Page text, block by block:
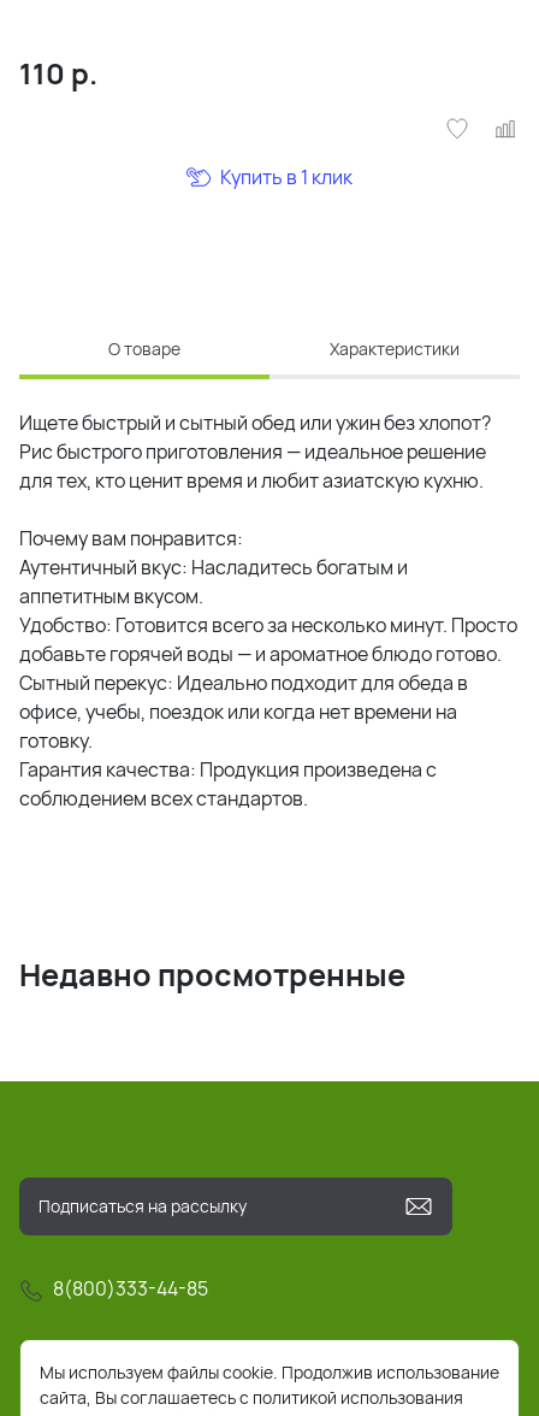
110 р.
Купить в 1 клик
О товаре Характеристики
Ищете быстрый и сытный обед или ужин без хлопот?
Рис быстрого приготовления — идеальное решение
для тех, кто ценит время и любит азиатскую кухню.
Почему вам понравится:
Аутентичный вкус: Насладитесь богатым и
аппетитным вкусом.
Удобство: Готовится всего за несколько минут. Просто
добавьте горячей воды — и ароматное блюдо готово.
Сытный перекус: Идеально подходит для обеда в
офисе, учебы, поездок или когда нет времени на
готовку.
Гарантия качества: Продукция произведена с
соблюдением всех стандартов.
Недавно просмотренные
8(800)333-44-85
info@pochta-rts.ru
Мы используем файлы cookie. Продолжив использование
сайта, Вы соглашаетесь с политикой использования